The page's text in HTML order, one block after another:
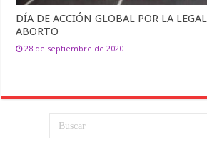
DÍA DE ACCIÓN GLOBAL POR LA
ABORTO
28 de septiembre de 2020